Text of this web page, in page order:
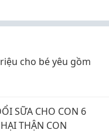
cho bé yêu gồm
SỮA CHO CON 6
THẬN CON